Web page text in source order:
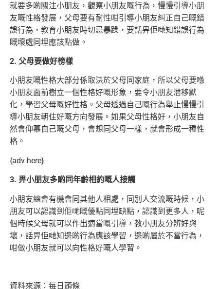
就要多啲關注小朋友，觀察小朋友嘅行為，慢慢引導小朋
友嘅性格發展，父母要有耐性咁引導小朋友糾正自己嘅錯
誤行為，教育小朋友時切忌暴躁，要話畀佢哋知錯誤行為
嘅壞處同埋應該點做。
2. 父母要做好榜樣
小朋友嘅性格大部分係取決於父母同家庭，所以父母要喺
小朋友面前樹立一個性格好嘅形象，要令小朋友潛移默
化，學習父母嘅好性格。父母透過自己嘅行為舉止慢慢引
導小朋友朝住好嘅方向發展。如果父母性格好，小朋友自
然會仰慕自己嘅父母，會想同父母一樣，就會形成一種性
格。
{adv here}
3. 畀小朋友多啲同年齡相約嘅人接觸
小朋友總會有機會同其他人相處，同別人交流嘅時候，小
朋友可以認識到佢哋嘅優點同埋缺點，認識到更多人，呢
個時候父母就可以作出適當嘅引導，教小朋友分辨好與
壞，話畀佢哋知邊啲行為應該學習，邊啲屬於不當行為，
咁做小朋友就可以向性格好嘅人學習。
資料來源：每日頭條